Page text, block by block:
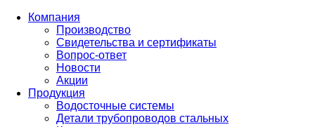
Компания
Производство
Свидетельства и сертификаты
Вопрос-ответ
Новости
Акции
Продукция
Водосточные системы
Детали трубопроводов стальных